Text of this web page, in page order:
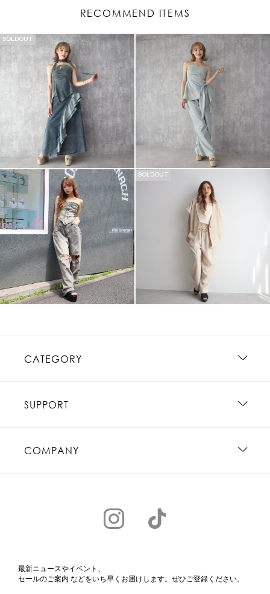
RECOMMEND ITEMS
SOLDOUT
SOLDOUT
CATEGORY
SUPPORT
COMPANY
最新ニュースやイベント、
セールのご案内 などをいち早くお届けします。ぜひご登録ください。